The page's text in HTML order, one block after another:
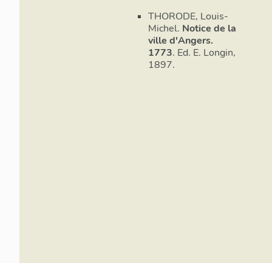
THORODE, Louis-
Michel. Notice de la
ville d'Angers.
1773. Ed. E. Longin,
1897.